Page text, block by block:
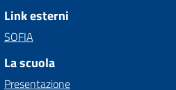
Link esterni
SOFIA
La scuola
Presentazione